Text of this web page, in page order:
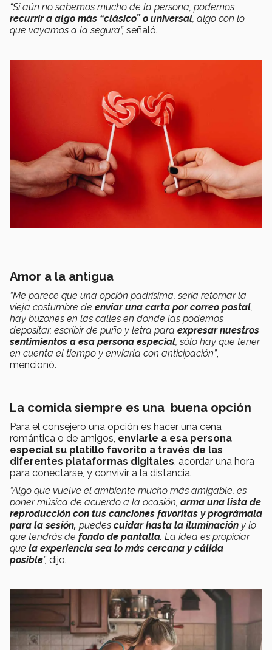
“Si aún no sabemos mucho de la persona, podemos
recurrir a algo más “clásico” o universal , algo con lo
que vayamos a la segura”, señaló.
Amor a la antigua
“Me parece que una opción padrísima, sería retomar la
vieja costumbre de enviar una carta por correo postal,
hay buzones en las calles en donde las podemos
depositar, escribir de puño y letra para expresar nuestros
sentimientos a esa persona especial, sólo hay que tener
en cuenta el tiempo y enviarla con anticipación”,
mencionó.
La comida siempre es una buena opción
Para el consejero una opción es hacer una cena
romántica o de amigos, enviarle a esa persona
especial su platillo favorito a través de las
diferentes plataformas digitales, acordar una hora
para conectarse, y convivir a la distancia.
“Algo que vuelve el ambiente mucho más amigable, es
poner música de acuerdo a la ocasión, arma una lista de
reproducción con tus canciones favoritas y prográmala
para la sesión, puedes cuidar hasta la iluminación y lo
que tendrás de fondo de pantalla. La idea es propiciar
que la experiencia sea lo más cercana y cálida
posible”, dijo.